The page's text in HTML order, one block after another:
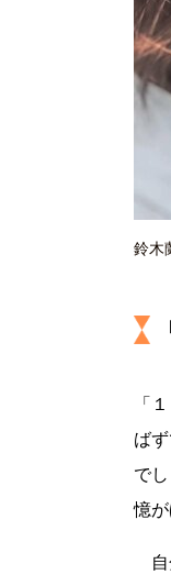
鈴木
「
ば
で
憶
自